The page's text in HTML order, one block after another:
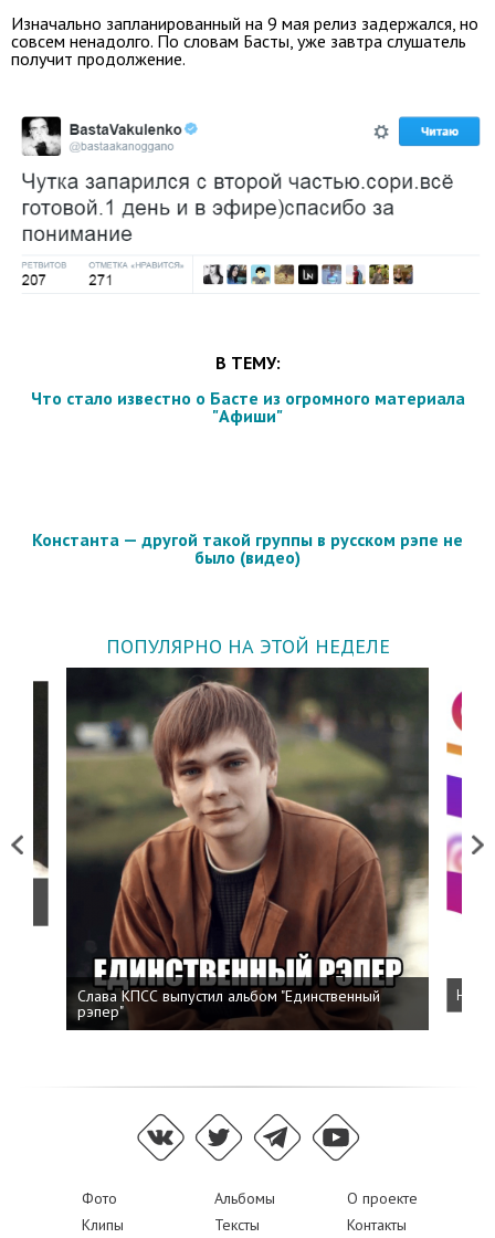
Изначально запланированный на 9 мая релиз задержался, но
совсем ненадолго. По словам Басты, уже завтра слушатель
получит продолжение.
В ТЕМУ:
Что стало известно о Басте из огромного материала
"Афиши"
Константа — другой такой группы в русском рэпе не
было (видео)
ПОПУЛЯРНО НА ЭТОЙ НЕДЕЛЕ
Previous
Слава КПСС выпустил альбом "Единственный
рэпер"
Next
Фото Альбомы
О проекте
Клипы
Тексты Контакты